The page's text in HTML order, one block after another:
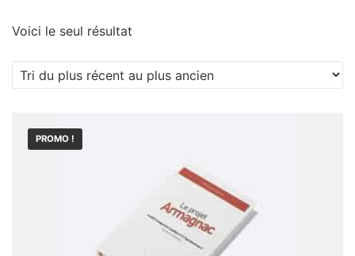
Voici le seul résultat
PROMO !